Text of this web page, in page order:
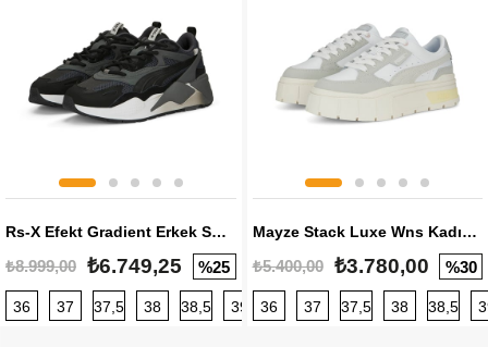
Rs-X Efekt Gradient Erkek Sneaker
₺8.999,00 ₺6.749,25 %25
36 37 37,5 38 38,5 39 40 40,5 41 42 42,5
Mayze Stack Luxe Wns Kadın Sneaker
₺5.400,00 ₺3.780,00 %30
36 37 37,5 38 38,5